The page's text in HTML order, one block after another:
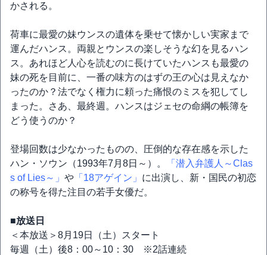
かされる。
荷車に最愛の妹ウンスの遺体を乗せて懐かしい実家まで
運んだハンス。両親とウンスの楽しそうな幻を見るハン
ス。あれほど人心を読むのに長けていたハンスも最愛の
妹の死を目前に、一番の味方のはずの王の心は見えなか
ったのか？法でなく権力に頼った痛恨のミスを犯してし
まった。さあ、最終週。ハンスはジェセの命綱の帳簿を
どう使うのか？
登場回数は少なかったものの、圧倒的な存在感を示した
ハン・ソウン（1993年7月8日～）。
「潜入弁護人～Clas
s of Lies～」 や 「18アゲイン」 に出演し、新・国民の初恋
の称号を得た注目の若手女優だ。
■放送日
＜本放送＞8月19日（土）スタート
毎週（土）後8：00～10：30 ※2話連続